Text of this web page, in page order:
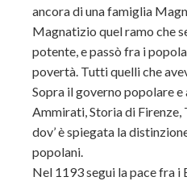
ancora di una famiglia
Magnatizio quel ramo che
potente, e passò fra i
povertà. Tutti quelli che
Sopra il governo popolare
Ammirati, Storia di Firenze,
dov’ è spiegata la
popolani.
Nel 1193 segui la pace fra i